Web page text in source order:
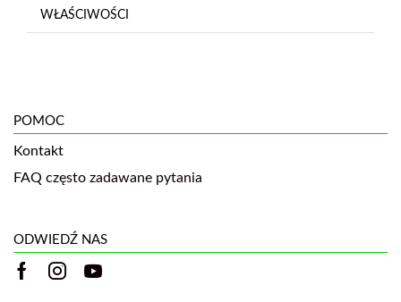
WŁAŚCIWOŚCI
POMOC
Kontakt
FAQ często zadawane pytania
ODWIEDŹ NAS